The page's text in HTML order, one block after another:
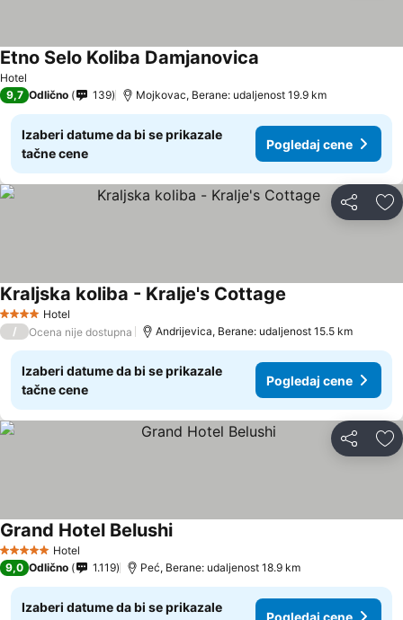
Hotel
Etno Selo Koliba Damjanovica
9,7 Odlično 139 Mojkovac, Berane: udaljenost 19.9 km
Izaberi datume da bi se prikazale
tačne cene
Pogledaj cene
Deli
4 ZvezdiceHotel
Kraljska koliba - Kralje's Cottage
/ Ocena nije dostupna Andrijevica, Berane: udaljenost 15.5 km
Izaberi datume da bi se prikazale
tačne cene
Pogledaj cene
Deli
5 ZvezdiceHotel
Grand Hotel Belushi
9,0 Odlično 1.119 Peć, Berane: udaljenost 18.9 km
Izaberi datume da bi se prikazale
Pogledaj cene